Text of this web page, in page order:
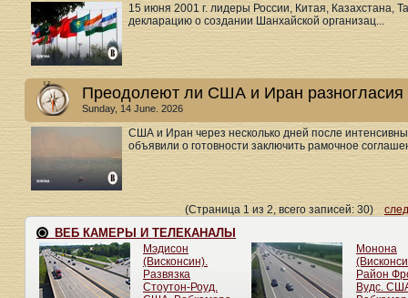
15 июня 2001 г. лидеры России, Китая, Казахстана,
декларацию о создании Шанхайской организац...
Преодолеют ли США и Иран разногласия
Sunday, 14 June. 2026
США и Иран через несколько дней после
объявили о готовности заключить рамочное
(Страница 1 из 2, всего записей: 30)